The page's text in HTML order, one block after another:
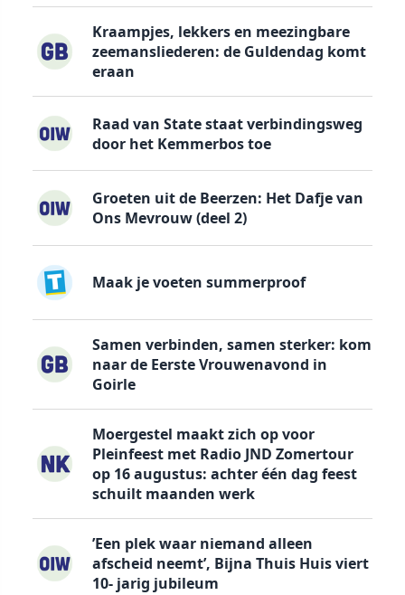
Kraampjes, lekkers en meezingbare
zeemansliederen: de Guldendag komt
eraan
Raad van State staat verbindingsweg
door het Kemmerbos toe
Groeten uit de Beerzen: Het Dafje van
Ons Mevrouw (deel 2)
Maak je voeten summerproof
Samen verbinden, samen sterker: kom
naar de Eerste Vrouwenavond in
Goirle
Moergestel maakt zich op voor
Pleinfeest met Radio JND Zomertour
op 16 augustus: achter één dag feest
schuilt maanden werk
’Een plek waar niemand alleen
afscheid neemt’, Bijna Thuis Huis viert
10- jarig jubileum